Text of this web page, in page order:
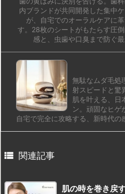
内ブランドが共同開発した集中
が、自宅でのオーラルケアに革
す。28枚のシートがもたらす圧
感と、虫歯や口臭まで防ぐ
無駄なムダ毛処
射スピードと驚
肌を叶える、日
ン。頑固なヒゲ
自宅で完全に攻略する、新時代の
 関連記事
肌の時を巻き戻